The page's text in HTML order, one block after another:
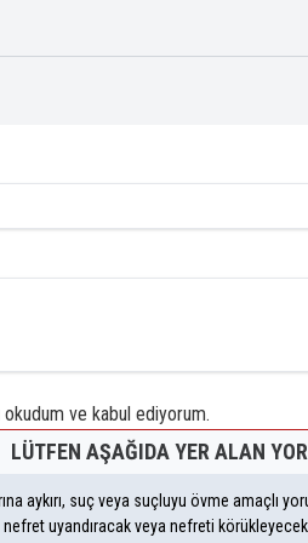
okudum ve kabul ediyorum.
LÜTFEN AŞAĞIDA YER ALAN
aykırı, suç veya suçluyu övme amaçlı
uyandıracak veya nefreti körükleyecek